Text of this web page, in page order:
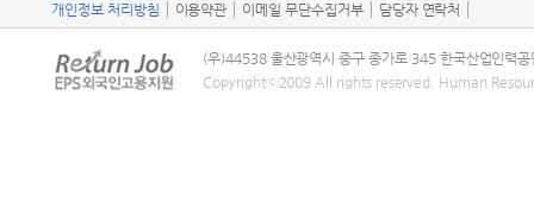
개인정보 처리방침 이용약관 이메일 무단수집거부 담당자 연락처
(우)44538 울산광역시 중구 종가로 345 한국산업인력공
Copyrightⓒ2009 All rights reserved. Human